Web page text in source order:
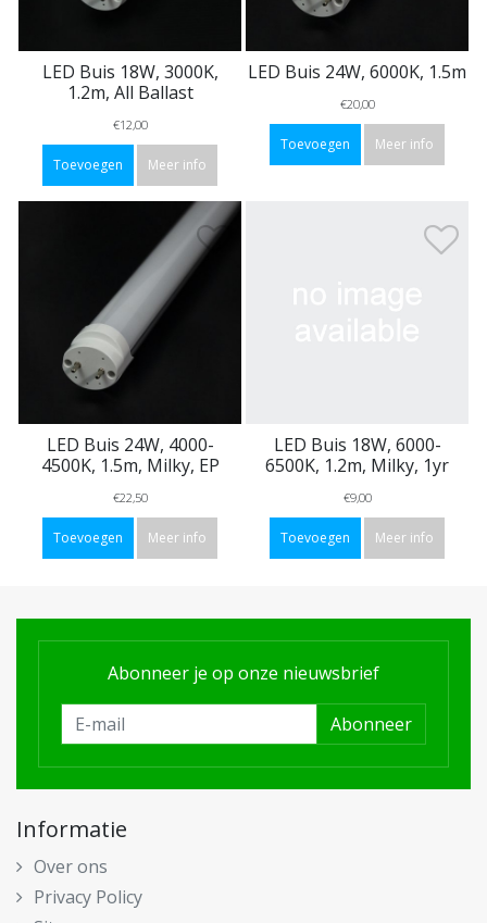
LED Buis 18W, 3000K,
1.2m, All Ballast
€12,00
Toevoegen Meer info
LED Buis 24W, 6000K, 1.5m
€20,00
Toevoegen Meer info
LED Buis 24W, 4000-
4500K, 1.5m, Milky, EP
€22,50
Toevoegen Meer info
LED Buis 18W, 6000-
6500K, 1.2m, Milky, 1yr
€9,00
Toevoegen Meer info
Abonneer je op onze nieuwsbrief
Abonneer
Informatie
Over ons
Privacy Policy